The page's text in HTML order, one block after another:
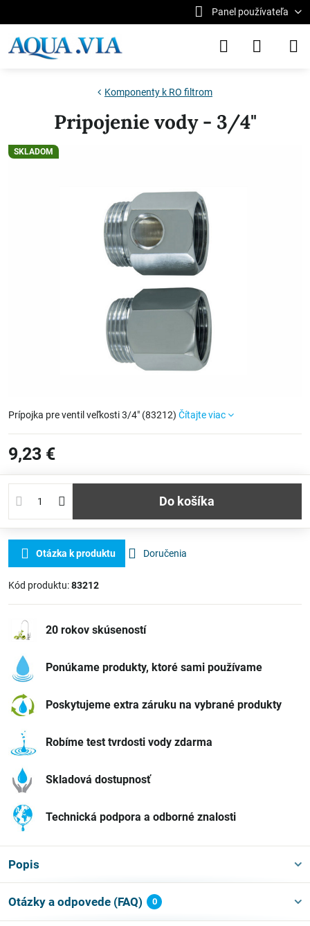
Panel používateľa
SKLADOM
Komponenty k RO filtrom
Pripojenie vody - 3/4"
Prípojka pre ventil veľkosti 3/4" (83212) Čítajte viac
9,23 €
Do košíka
Otázka k produktu Doručenia
Kód produktu:83212
20 rokov skúseností
Ponúkame produkty, ktoré sami používame
Poskytujeme extra záruku na vybrané produkty
Robíme test tvrdosti vody zdarma
Skladová dostupnosť
Technická podpora a odborné znalosti
Popis
Otázky a odpovede (FAQ) 0